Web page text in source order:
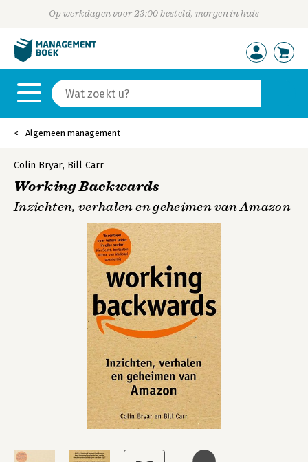
Op werkdagen voor 23:00 besteld, morgen in huis
Algemeen management
Colin Bryar, Bill Carr
Working Backwards
Inzichten, verhalen en geheimen van Amazon